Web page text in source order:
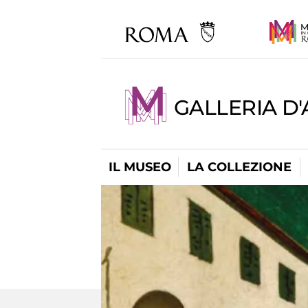
GALLERIA
IL MUSEO LA COLLEZIONE